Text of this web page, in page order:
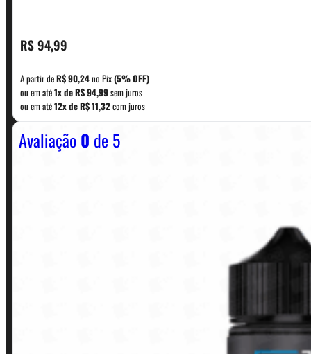
R$94,99
A partir deR$90,24no Pix(5% OFF)
ou em até1x deR$94,99sem juros
ou em até12x deR$11,32com juros
Avaliação0 de 5
CONTATO
WhatsApp: (11) 5229-0120
Horário: Política de Horario e Fretes